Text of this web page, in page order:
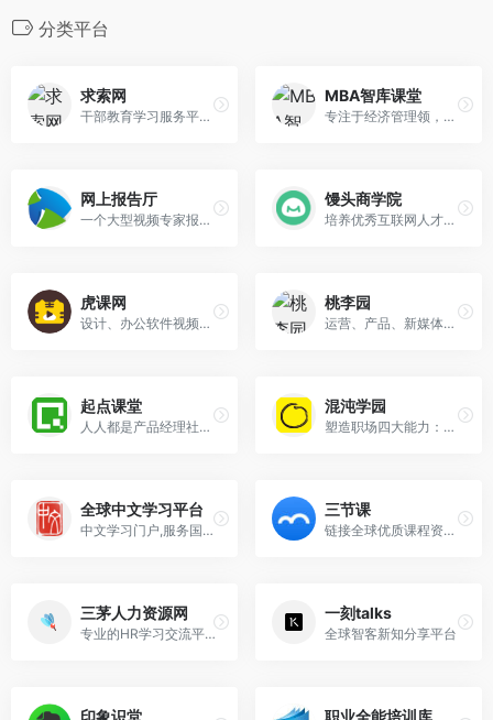
分类平台
求索网
干部教育学习服务平台，提供干部教育课程资源
MBA智库课堂
专注于经济管理领，优秀管理者的学习平台
网上报告厅
一个大型视频专家报告库
馒头商学院
培养优秀互联网人才的实战型商学院
虎课网
设计、办公软件视频教程在线学习
桃李园
运营、产品、新媒体、营销、品牌、市场等课程
起点课堂
人人都是产品经理社区旗下的产品经理培训平台
混沌学园
塑造职场四大能力：谈判力、思维力、营销力、领导力
全球中文学习平台
中文学习门户,服务国内外中文学习者
三节课
链接全球优质课程资源，助力企业数字化转型和人才升级
三茅人力资源网
专业的HR学习交流平台
一刻talks
全球智客新知分享平台
印象识堂 职业全能培训库